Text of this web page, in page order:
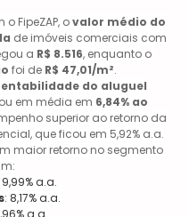
FipeZAP, o valor médio do
de imóveis comerciais com
a R$ 8.516, enquanto o
foi de R$ 47,01/m².
do aluguel
em média em 6,84% ao
superior ao retorno da
que ficou em 5,92% a.a.
maior retorno no segmento
9,99% a.a.
: 8,17% a.a.
a.a.